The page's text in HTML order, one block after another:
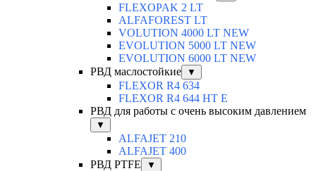
FLEXOPAK 2 LT
ALFAFOREST LT
VOLUTION 4000 LT NEW
EVOLUTION 5000 LT NEW
EVOLUTION 6000 LT NEW
РВД маслостойкие
▼
FLEXOR R4 634
FLEXOR R4 644 HT E
РВД для работы с очень высоким давлением
▼
ALFAJET 210
ALFAJET 400
РВД PTFE
▼